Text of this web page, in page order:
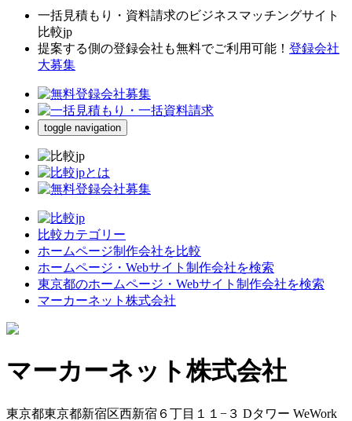
一括見積もり・資料請求のビジネスマッチングサイト
比較jp
提案する側の登録会社も無料でご利用可能！ 登録会社
大募集
toggle navigation
比較カテゴリー
ホームページ制作会社を比較
ホームページ・Webサイト制作会社を検索
東京都のホームページ・Webサイト制作会社を検索
マーカーネット株式会社
マーカーネット株式会社
東京都東京都新宿区西新宿６丁目１１−３ Dタワー WeWork